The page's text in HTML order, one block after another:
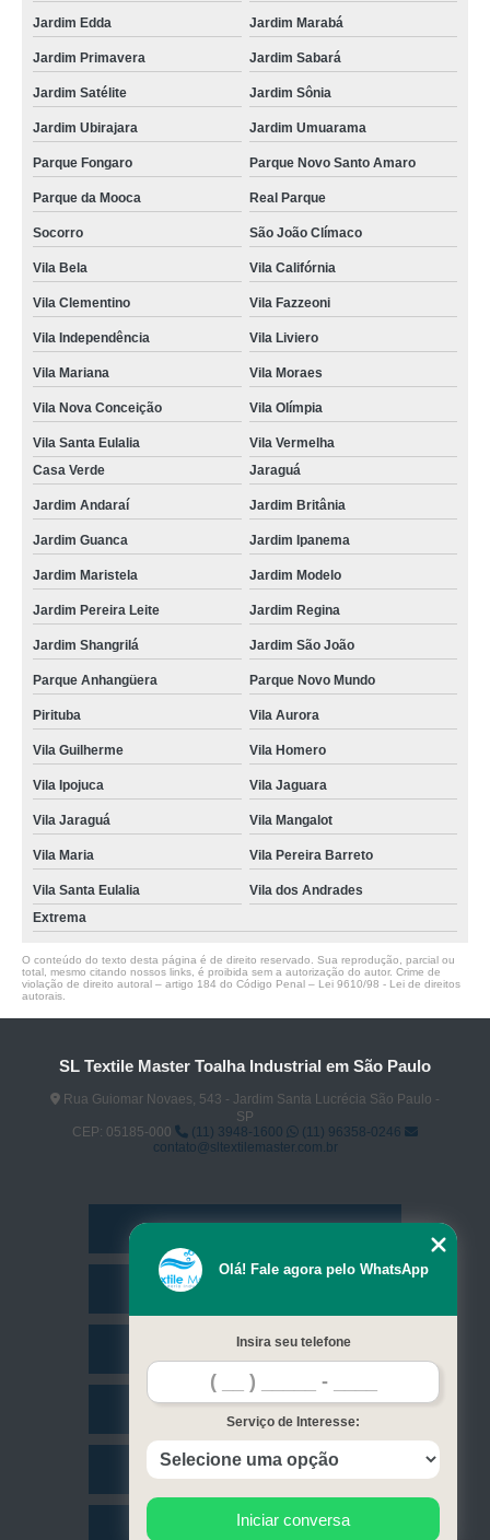
Jardim Edda Jardim Marabá
Jardim Primavera Jardim Sabará
Jardim Satélite Jardim Sônia
Jardim Ubirajara Jardim Umuarama
Parque Fongaro Parque Novo Santo Amaro
Parque da Mooca Real Parque
Socorro São João Clímaco
Vila Bela Vila Califórnia
Vila Clementino Vila Fazzeoni
Vila Independência Vila Liviero
Vila Mariana Vila Moraes
Vila Nova Conceição Vila Olímpia
Vila Santa Eulalia
Vila Vermelha
Casa Verde
Jaraguá
Jardim Andaraí Jardim Britânia
Jardim Guanca Jardim Ipanema
Jardim Maristela Jardim Modelo
Jardim Pereira Leite Jardim Regina
Jardim Shangrilá Jardim São João
Parque Anhangüera Parque Novo Mundo
Pirituba Vila Aurora
Vila Guilherme Vila Homero
Vila Ipojuca Vila Jaguara
Vila Jaraguá Vila Mangalot
Vila Maria Vila Pereira Barreto
Vila Santa Eulalia
Vila dos Andrades
Extrema
O conteúdo do texto desta página é de direito reservado. Sua reprodução, parcial ou
total, mesmo citando nossos links, é proibida sem a autorização do autor. Crime de
violação de direito autoral – artigo 184 do Código Penal – Lei 9610/98 - Lei de direitos
autorais
SL Textile Master Toalha Industrial em São Paulo
Rua Guiomar Novaes, 543 - Jardim Santa Lucrécia São Paulo -
SP
CEP: 05185-000
(11) 3948-1600
(11) 96358-0246
contato@sltextilemaster.com.br
Missão
Contato
Mapa do site
Olá! Fale agora pelo WhatsApp
Insira seu telefone
Serviço de Interesse:
Iniciar conversa